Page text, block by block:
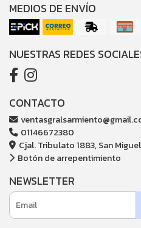
MEDIOS DE ENVÍO
NUESTRAS REDES
CONTACTO
01146672380
Cjal. Tribulato 1883, San
Botón de arrepentimiento
NEWSLETTER